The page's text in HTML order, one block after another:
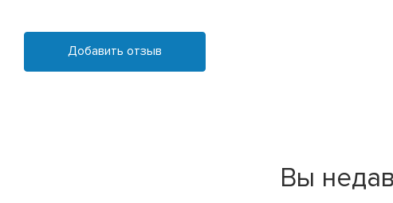
Добавить отзыв
Вы